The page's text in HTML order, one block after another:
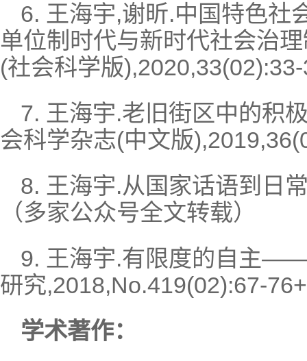
6. 王海宇,谢昕.中国特色
单位制时代与新时代社会治
(社会科学版
7. 王海宇.老旧街区中的积
会科学杂志(中文版
8. 王海宇.从国家话语到日
（多家公众号全文转载）
9. 王海宇.有限度的自主
研究,2018,No.419(02):67-
学术著作：